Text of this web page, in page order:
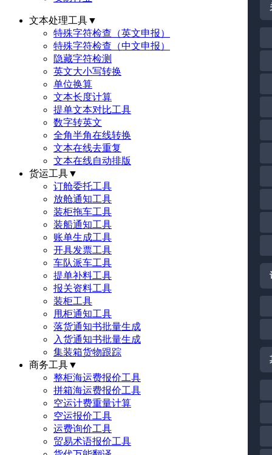
文本处理工具▼
特殊字符检查（英文申报）
特殊字符检查（中文申报）
隐藏字符检测
英文大小写转换
单位换算
文本长度计算
提单文本对比工具
数字转英文
全角半角在线转换
文本在线去重复
文本在线自动排版
货运工具▼
订舱委托工具
放舱通知工具
装柜拖车工具
装船通知工具
账单生成工具
开具发票工具
车队派车工具
提单补料工具
报关资料工具
装柜工具
甩柜通知工具
落货通知书批量生成
入货通知书批量生成
集装箱货物跟踪
商务工具▼
整柜海运费报价工具
拼箱海运费报价工具
空运计费重量计算
空运报价工具
运费询价工具
贸易术语报价工具